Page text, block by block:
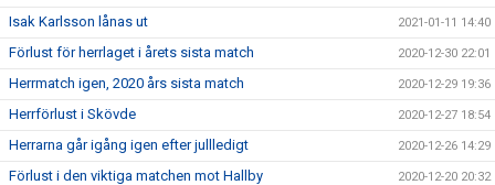
Isak Karlsson lånas ut 2021-01-11 14:40
Förlust för herrlaget i årets sista match 2020-12-30 22:01
Herrmatch igen, 2020 års sista match 2020-12-29 19:36
Herrförlust i Skövde 2020-12-27 18:54
Herrarna går igång igen efter jullledigt 2020-12-26 14:29
Förlust i den viktiga matchen mot Hallby 2020-12-20 20:32